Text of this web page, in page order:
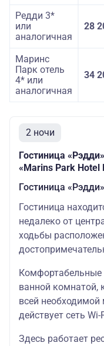
Редди 3*
или
аналогичная
28
Маринс
Парк отель
4* или
аналогичная
34
2 ночи
Гостиница
«Marins Park
Гостиница «Рэдди»
Гостиница
недалеко от
ходьбы
ванной комнатой,
всей
действует сеть Wi-
Здесь работает